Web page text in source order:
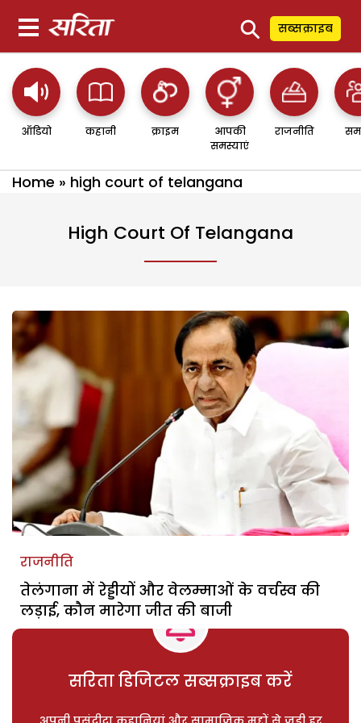
⚲ सब्सक्राइब
ऑडियो कहानी क्राइम
आपकी
समस्याएं
राजनीति
Home » high court of telangana
High Court Of Telangana
राजनीति
तेलंगाना में रेड्डीयों और वेलम्माओं के वर्चस्व की
लड़ाई, कौन मारेगा जीत की बाजी
सरिता डिजिटल सब्सक्राइब करें